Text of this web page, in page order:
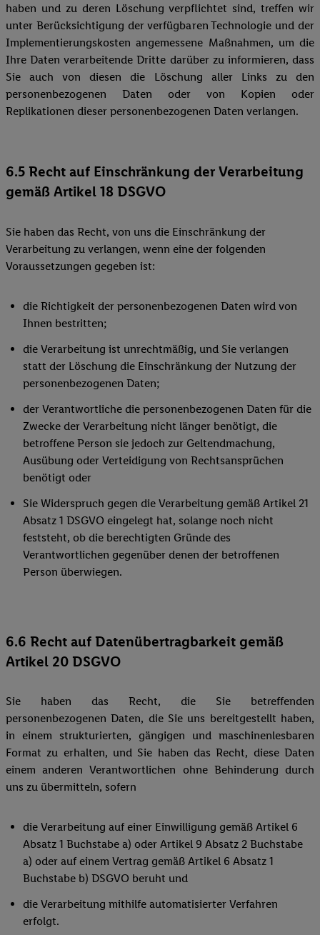
haben und zu deren Löschung verpflichtet sind, treffen wir
unter Berücksichtigung der verfügbaren Technologie und der
Implementierungskosten angemessene Maßnahmen, um die
Ihre Daten verarbeitende Dritte darüber zu informieren, dass
Sie auch von diesen die Löschung aller Links zu den
personenbezogenen Daten oder von Kopien oder
Replikationen dieser personenbezogenen Daten verlangen.
6.5 Recht auf Einschränkung der Verarbeitung
gemäß Artikel 18 DSGVO
Sie haben das Recht, von uns die Einschränkung der
Verarbeitung zu verlangen, wenn eine der folgenden
Voraussetzungen gegeben ist:
die Richtigkeit der personenbezogenen Daten wird von
Ihnen bestritten;
die Verarbeitung ist unrechtmäßig, und Sie verlangen
statt der Löschung die Einschränkung der Nutzung der
personenbezogenen Daten;
der Verantwortliche die personenbezogenen Daten für die
Zwecke der Verarbeitung nicht länger benötigt, die
betroffene Person sie jedoch zur Geltendmachung,
Ausübung oder Verteidigung von Rechtsansprüchen
benötigt oder
Sie Widerspruch gegen die Verarbeitung gemäß Artikel 21
Absatz 1 DSGVO eingelegt hat, solange noch nicht
feststeht, ob die berechtigten Gründe des
Verantwortlichen gegenüber denen der betroffenen
Person überwiegen.
6.6 Recht auf Datenübertragbarkeit gemäß
Artikel 20 DSGVO
Sie haben das Recht, die Sie betreffenden
personenbezogenen Daten, die Sie uns bereitgestellt haben,
in einem strukturierten, gängigen und maschinenlesbaren
Format zu erhalten, und Sie haben das Recht, diese Daten
einem anderen Verantwortlichen ohne Behinderung durch
uns zu übermitteln, sofern
die Verarbeitung auf einer Einwilligung gemäß Artikel 6
Absatz 1 Buchstabe a) oder Artikel 9 Absatz 2 Buchstabe
a) oder auf einem Vertrag gemäß Artikel 6 Absatz 1
Buchstabe b) DSGVO beruht und
die Verarbeitung mithilfe automatisierter Verfahren
erfolgt.